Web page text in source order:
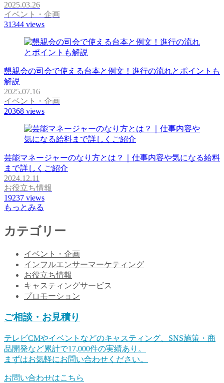
2025.03.26
イベント・企画
31344 views
懇親会の司会で使える台本と例文！進行の流れとポイントも
解説
2025.07.16
イベント・企画
20368 views
芸能マネージャーのなり方とは？｜仕事内容や気になる給料
まで詳しくご紹介
2024.12.11
お役立ち情報
19237 views
もっとみる
カテゴリー
イベント・企画
インフルエンサーマーケティング
お役立ち情報
キャスティングサービス
プロモーション
ご相談・お見積り
テレビCMやイベントなどのキャスティング、SNS施策・商
品開発など累計で17,000件の実績あり。
まずはお気軽にお問い合わせください。
お問い合わせはこちら